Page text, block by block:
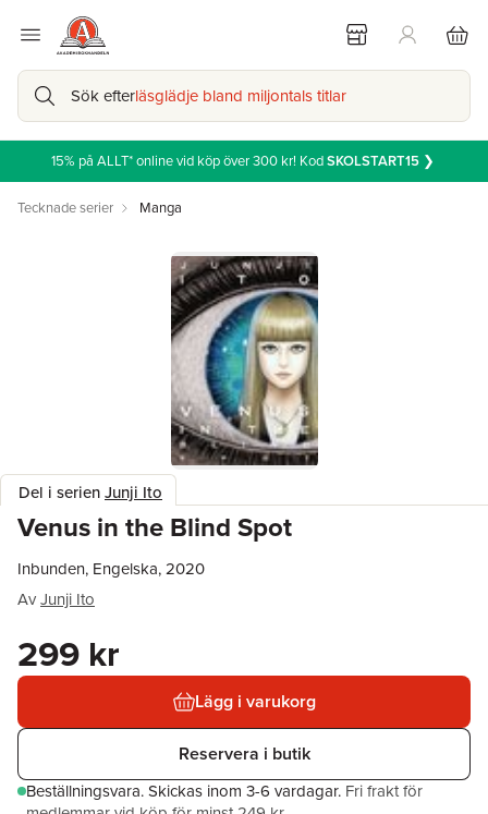
Sök efterläsglädje bland miljontals titlar
15% på ALLT* online vid köp över 300 kr! KodSKOLSTART15❯
Tecknade serier Manga
Del i serienJunji Ito
Venus in the Blind Spot
Inbunden, Engelska, 2020
AvJunji Ito
299 kr
Lägg i varukorg
Reservera i butik
Beställningsvara.Skickas inom 3-6 vardagar. Fri frakt för